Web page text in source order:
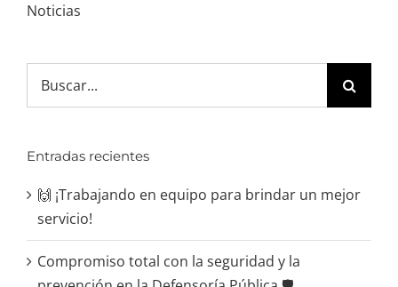
Noticias
Entradas recientes
🙌 ¡Trabajando en equipo para brindar un mejor
servicio!
Compromiso total con la seguridad y la